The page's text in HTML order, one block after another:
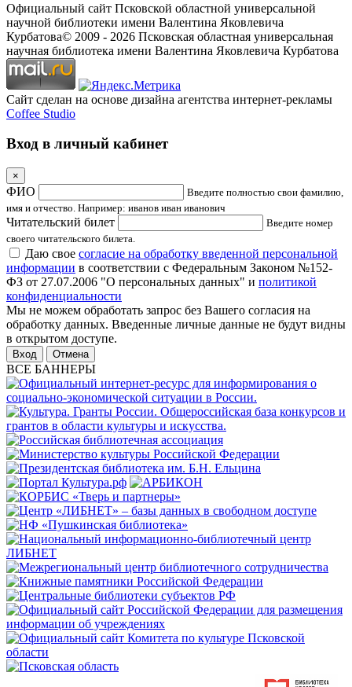
Официальный сайт Псковской областной универсальной
научной библиотеки имени Валентина Яковлевича
Курбатова© 2009 - 2026 Псковская областная универсальная
научная библиотека имени Валентина Яковлевича Курбатова
Сайт сделан на основе дизайна агентства интернет-рекламы
Coffee Studio
Вход в личный кабинет
×
ФИО
Введите полностью свои фамилию,
имя и отчество. Например: иванов иван иванович
Читательский билет
Введите номер
своего читательского билета.
Даю свое согласие на обработку введенной персональной
информации в соответствии с Федеральным Законом №152-
ФЗ от 27.07.2006 "О персональных данных" и политикой
конфиденциальности
Мы не можем обработать запрос без Вашего согласия на
обработку данных. Введенные личные данные не будут видны
в открытом доступе.
Отмена
ВСЕ БАННЕРЫ